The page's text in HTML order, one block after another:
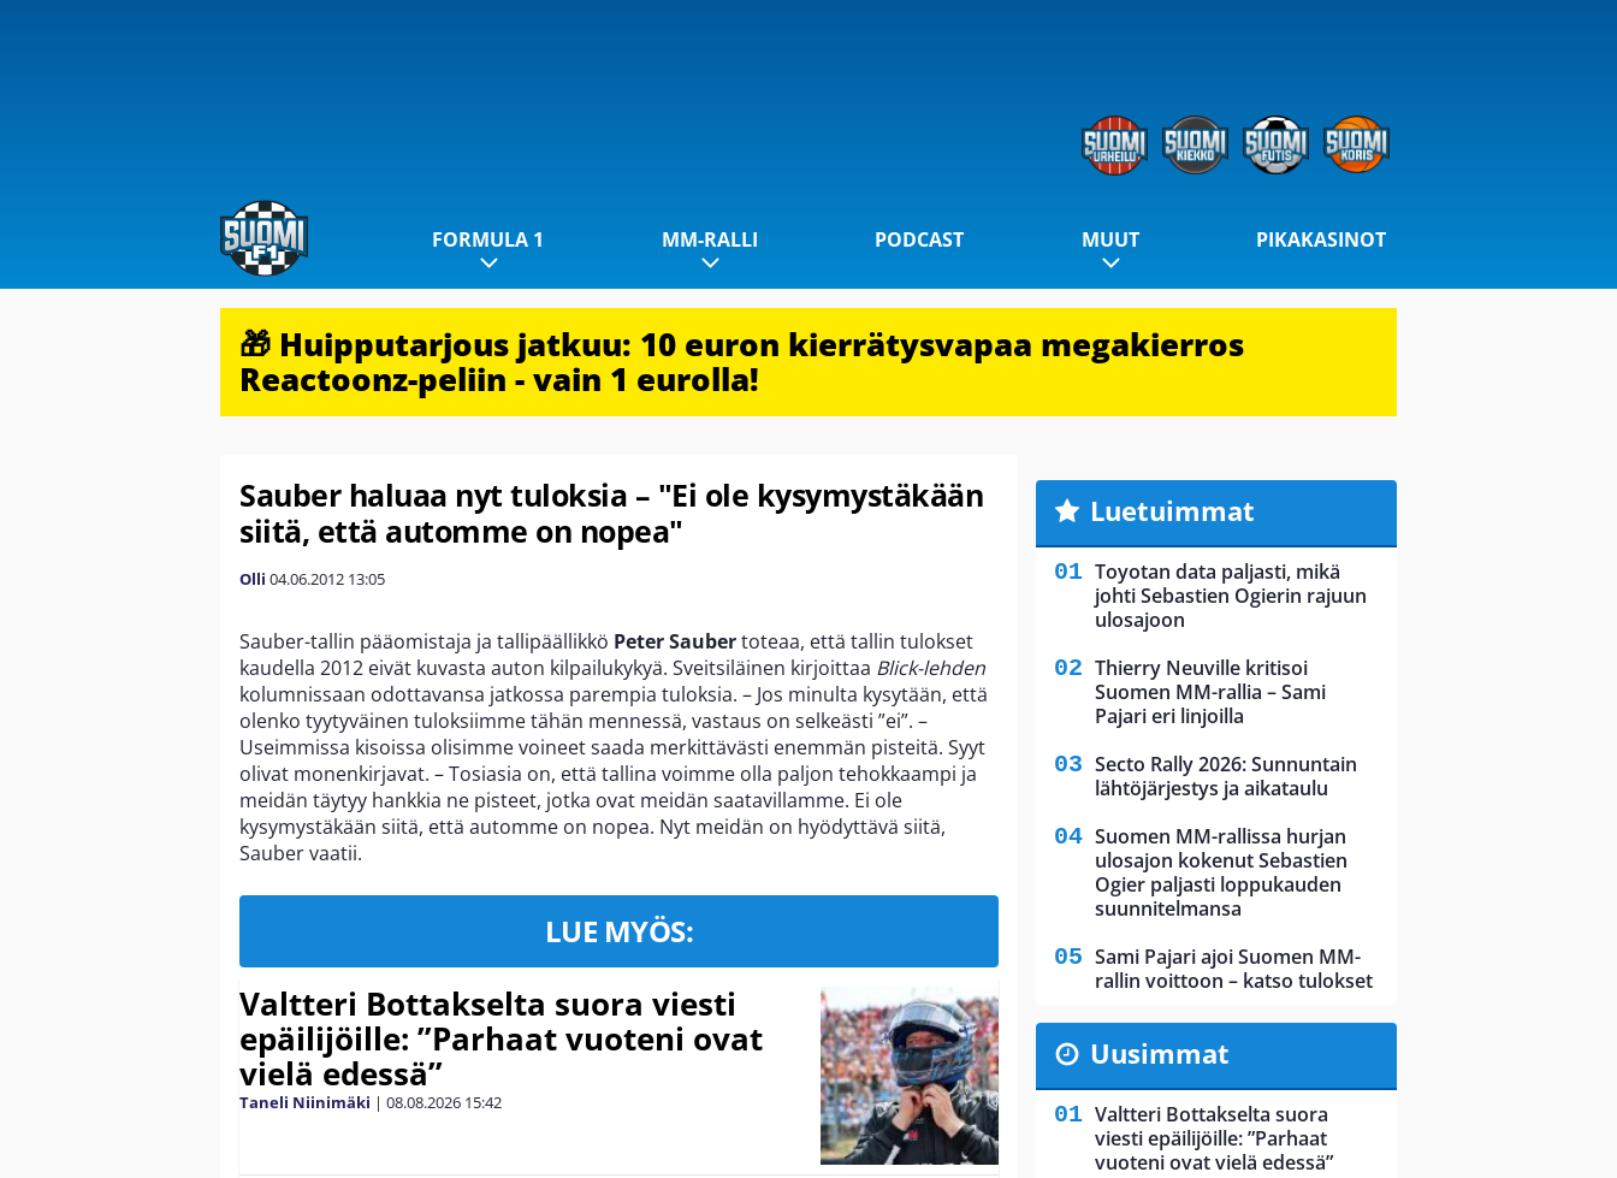
FORMULA 1 MM-RALLI PODCAST MUUT PIKAKASINOT
🎁 Huipputarjous jatkuu: 10 euron kierrätysvapaa megakierros
Reactoonz-peliin - vain 1 eurolla!
Sauber haluaa nyt tuloksia – "Ei ole kysymystäkään
siitä, että automme on nopea"
Olli 04.06.2012 13:05
Sauber-tallin pääomistaja ja tallipäällikkö Peter Saubertoteaa, että tallin tulokset
kaudella 2012 eivät kuvasta auton kilpailukykyä. Sveitsiläinen kirjoittaa Blick-lehden
kolumnissaan odottavansa jatkossa parempia tuloksia. – Jos minulta kysytään, että
olenko tyytyväinen tuloksiimme tähän mennessä, vastaus on selkeästi ”ei”. –
Useimmissa kisoissa olisimme voineet saada merkittävästi enemmän pisteitä. Syyt
olivat monenkirjavat. – Tosiasia on, että tallina voimme olla paljon tehokkaampi ja
meidän täytyy hankkia ne pisteet, jotka ovat meidän saatavillamme. Ei ole
kysymystäkään siitä, että automme on nopea. Nyt meidän on hyödyttävä siitä,
Sauber vaatii.
LUE MYÖS:
Valtteri Bottakselta suora viesti
epäilijöille: ”Parhaat vuoteni ovat
vielä edessä”
Taneli Niinimäki | 08.08.2026 15:42
Luetuimmat
Toyotan data paljasti, mikä
johti Sebastien Ogierin rajuun
ulosajoon
Thierry Neuville kritisoi
Suomen MM-rallia – Sami
Pajari eri linjoilla
Secto Rally 2026: Sunnuntain
lähtöjärjestys ja aikataulu
Suomen MM-rallissa hurjan
ulosajon kokenut Sebastien
Ogier paljasti loppukauden
suunnitelmansa
Sami Pajari ajoi Suomen MM-
rallin voittoon – katso tulokset
Uusimmat
Valtteri Bottakselta suora
viesti epäilijöille: ”Parhaat
vuoteni ovat vielä edessä”